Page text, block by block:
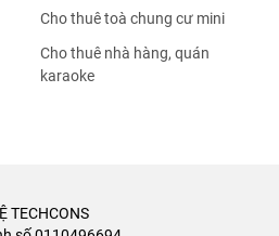
Cho thuê toà chung cư mini
Cho thuê nhà hàng, quán
karaoke
TECHCONS